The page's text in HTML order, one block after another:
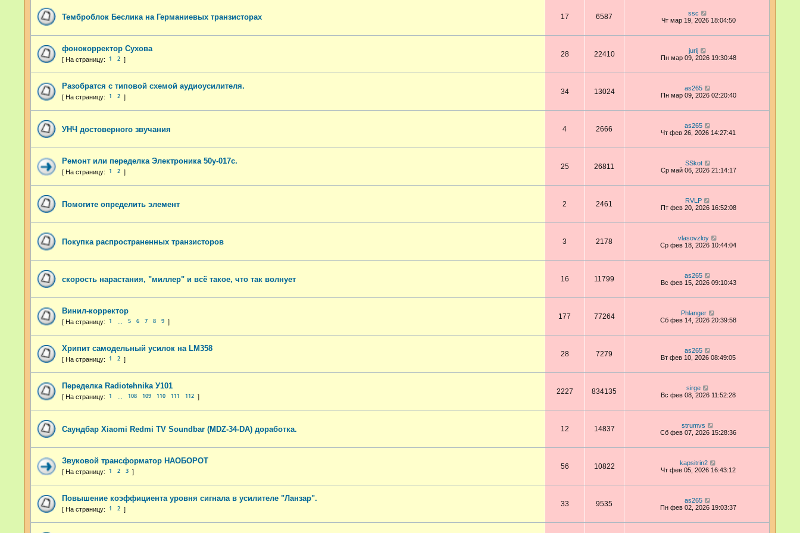
Темброблок Беслика на Германиевых транзисторах 17 6587
ssc
Чт мар 19, 2026 18:04:50
фонокорректор Сухова
1 2
28 22410
jurij
Пн мар 09, 2026 19:30:48
Разобратся с типовой схемой аудиоусилителя.
1 2
34 13024
as265
Пн мар 09, 2026 02:20:40
УНЧ достоверного звучания 4 2666
as265
Чт фев 26, 2026 14:27:41
Ремонт или переделка Электроника 50у-017с.
1 2
25 26811
SSkot
Ср май 06, 2026 21:14:17
Помогите определить элемент 2 2461
RVLP
Пт фев 20, 2026 16:52:08
Покупка распространенных транзисторов 3 2178
vlasovzloy
Ср фев 18, 2026 10:44:04
скорость нарастания, "миллер" и всё такое, что так волнует 16 11799
as265
Вс фев 15, 2026 09:10:43
Винил-корректор
1 5 6 7 8 9
177 77264
Phlanger
Сб фев 14, 2026 20:39:58
Хрипит самодельный усилок на LM358
1 2
28 7279
as265
Вт фев 10, 2026 08:49:05
Переделка Radiotehnika У101
1 108 109 110 111 112
2227 834135
sirge
Вс фев 08, 2026 11:52:28
Саундбар Xiaomi Redmi TV Soundbar (MDZ-34-DA) доработка. 12 14837
strumvs
Сб фев 07, 2026 15:28:36
Звуковой трансформатор НАОБОРОТ
1 2 3
56 10822
kapsitrin2
Чт фев 05, 2026 16:43:12
Повышение коэффициента уровня сигнала в усилителе "Ланзар".
1 2
33 9535
as265
Пн фев 02, 2026 19:03:37